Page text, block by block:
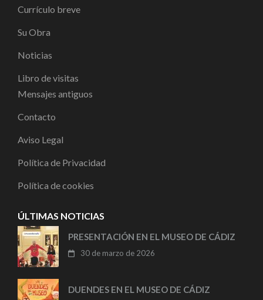
Currículo breve
Su Obra
Noticias
Libro de visitas
Mensajes antiguos
Contacto
Aviso Legal
Política de Privacidad
Política de cookies
ÚLTIMAS NOTICIAS
PRESENTACIÓN EN EL MUSEO DE CÁDIZ
30 de marzo de 2026
DUENDES EN EL MUSEO DE CÁDIZ